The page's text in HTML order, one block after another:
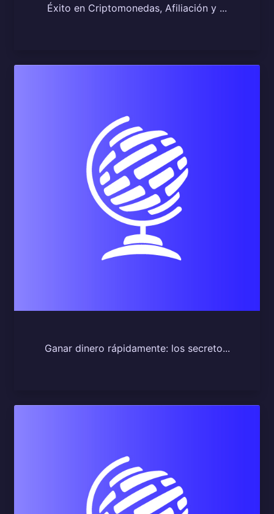
Éxito en Criptomonedas, Afiliación y ...
Ganar dinero rápidamente: los secreto...